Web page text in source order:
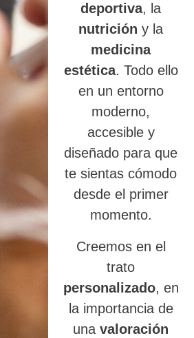
deportiva, la
nutrición y la
medicina
estética. Todo ello
en un entorno
moderno,
accesible y
diseñado para que
te sientas cómodo
desde el primer
momento.
Creemos en el
trato
personalizado, en
la importancia de
unavaloración